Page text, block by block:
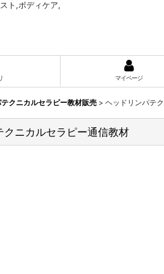
ト,ボディケア,
マイページ
クニカルセラピー教材販売 > ヘッドリンパテ
クニカルセラピー通信教材